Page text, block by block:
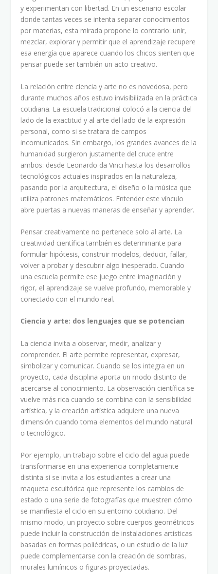
y experimentan con libertad. En un escenario escolar
donde tantas veces se intenta separar conocimientos
por materias, esta mirada propone lo contrario: unir,
mezclar, explorar y permitir que el aprendizaje recupere
esa energía que aparece cuando los chicos sienten que
pensar puede ser también un acto creativo.
La relación entre ciencia y arte no es novedosa, pero
durante muchos años estuvo invisibilizada en la práctica
cotidiana. La escuela tradicional colocó a la ciencia del
lado de la exactitud y al arte del lado de la expresión
personal, como si se tratara de campos
incomunicados. Sin embargo, los grandes avances de la
humanidad surgieron justamente del cruce entre
ambos: desde Leonardo da Vinci hasta los desarrollos
tecnológicos actuales inspirados en la naturaleza,
pasando por la arquitectura, el diseño o la música que
utiliza patrones matemáticos. Entender este vínculo
abre puertas a nuevas maneras de enseñar y aprender.
Pensar creativamente no pertenece solo al arte. La
creatividad científica también es determinante para
formular hipótesis, construir modelos, deducir, fallar,
volver a probar y descubrir algo inesperado. Cuando
una escuela permite ese juego entre imaginación y
rigor, el aprendizaje se vuelve profundo, memorable y
conectado con el mundo real.
Ciencia y arte: dos lenguajes que se potencian
La ciencia invita a observar, medir, analizar y
comprender. El arte permite representar, expresar,
simbolizar y comunicar. Cuando se los integra en un
proyecto, cada disciplina aporta un modo distinto de
acercarse al conocimiento. La observación científica se
vuelve más rica cuando se combina con la sensibilidad
artística, y la creación artística adquiere una nueva
dimensión cuando toma elementos del mundo natural
o tecnológico.
Por ejemplo, un trabajo sobre el ciclo del agua puede
transformarse en una experiencia completamente
distinta si se invita a los estudiantes a crear una
maqueta escultórica que represente los cambios de
estado o una serie de fotografías que muestren cómo
se manifiesta el ciclo en su entorno cotidiano. Del
mismo modo, un proyecto sobre cuerpos geométricos
puede incluir la construcción de instalaciones artísticas
basadas en formas poliédricas, o un estudio de la luz
puede complementarse con la creación de sombras,
murales lumínicos o figuras proyectadas.